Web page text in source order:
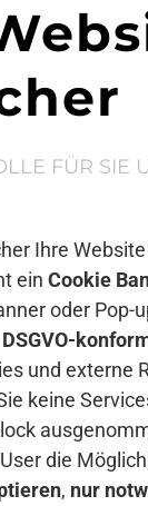
FÜR SIE
Ihre
ein Cookie
oder Pop-
DSGVO-
und externe
keine
die
, nur